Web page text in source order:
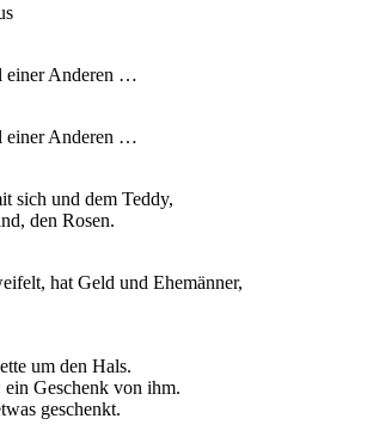
einer Anderen …
einer Anderen …
sich und dem Teddy,
den Rosen.
hat Geld und Ehemänner,
um den Hals.
ein Geschenk von ihm.
geschenkt.